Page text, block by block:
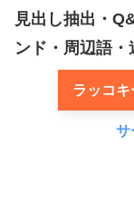
見出し抽出・
ンド・周辺語
ラッコ
サ